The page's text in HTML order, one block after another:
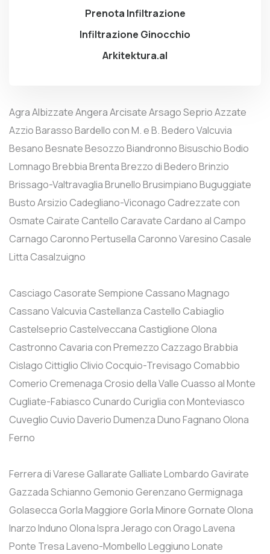
Prenota Infiltrazione
Infiltrazione Ginocchio
Arkitektura.al
AgraAlbizzateAngeraArcisateArsago SeprioAzzate
AzzioBarassoBardello con M. e B.Bedero Valcuvia
BesanoBesnateBesozzoBiandronnoBisuschioBodio
LomnagoBrebbiaBrentaBrezzo di BederoBrinzio
Brissago-ValtravagliaBrunelloBrusimpianoBuguggiate
Busto Arsizio Cadegliano-Viconago Cadrezzate con
Osmate Cairate Cantello Caravate Cardano al Campo
Carnago Caronno Pertusella Caronno Varesino Casale
Litta Casalzuigno
Casciago Casorate Sempione Cassano Magnago
Cassano Valcuvia Castellanza Castello Cabiaglio
Castelseprio Castelveccana Castiglione Olona
Castronno Cavaria con Premezzo Cazzago Brabbia
Cislago Cittiglio Clivio Cocquio-Trevisago Comabbio
Comerio Cremenaga Crosio della Valle Cuasso al Monte
Cugliate-Fabiasco Cunardo Curiglia con Monteviasco
Cuveglio CuvioDaverioDumenzaDunoFagnano Olona
Ferno
Ferrera di Varese Gallarate Galliate Lombardo Gavirate
Gazzada Schianno Gemonio Gerenzano Germignaga
Golasecca Gorla Maggiore Gorla Minore Gornate Olona
InarzoInduno OlonaIspraJerago con OragoLavena
Ponte TresaLaveno-MombelloLeggiunoLonate